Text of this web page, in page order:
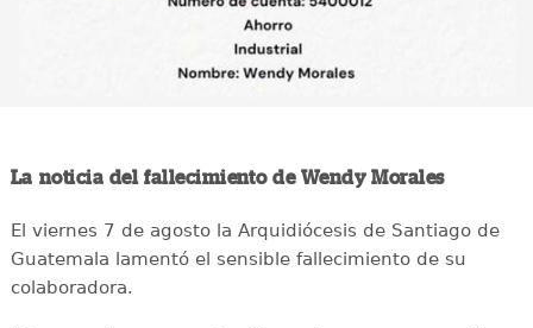
La noticia del fallecimiento de Wendy Morales
El viernes 7 de agosto la Arquidiócesis de Santiago de
Guatemala lamentó el sensible fallecimiento de su
colaboradora.